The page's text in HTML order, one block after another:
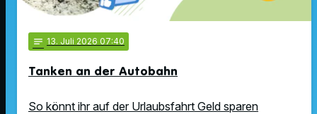
notes 13. Juli 2026 07:40
Tanken an der Autobahn
So könnt ihr auf der Urlaubsfahrt Geld sparen